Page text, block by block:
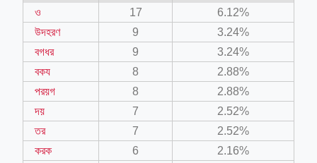
ও
17
6.12%
উদহরণ
9
3.24%
বগধর
9
3.24%
বকয
8
2.88%
পরয়গ
8
2.88%
দয়
7
2.52%
তর
7
2.52%
করক
6
2.16%